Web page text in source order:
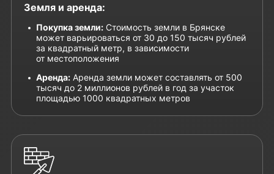
Земля и аренда:
Покупка земли: Стоимость земли в Брянске
может варьироваться от 30 до 150 тысяч рублей
за квадратный метр, в зависимости
от местоположения
Аренда: Аренда земли может составлять от 500
тысяч до 2 миллионов рублей в год за участок
площадью 1000 квадратных метров